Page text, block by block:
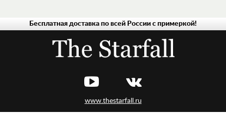
МУЖСКАЯБесплатная доставка по всей России с примеркой!
www.thestarfall.ru